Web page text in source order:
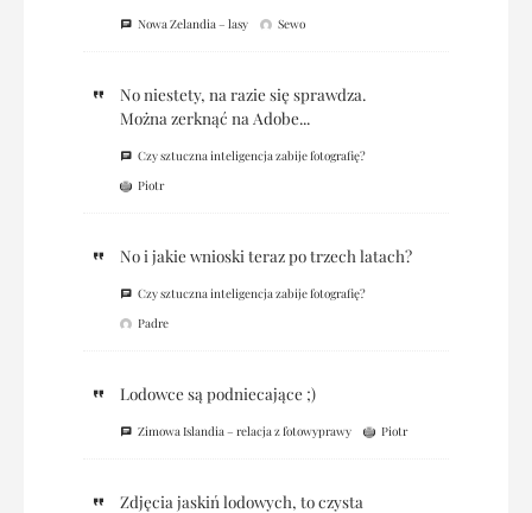
Nowa Zelandia – lasy Sewo
No niestety, na razie się sprawdza.
Można zerknąć na Adobe...
Czy sztuczna inteligencja zabije fotografię?
Piotr
No i jakie wnioski teraz po trzech latach?
Czy sztuczna inteligencja zabije fotografię?
Padre
Lodowce są podniecające ;)
Zimowa Islandia – relacja z fotowyprawy Piotr
Zdjęcia jaskiń lodowych, to czysta